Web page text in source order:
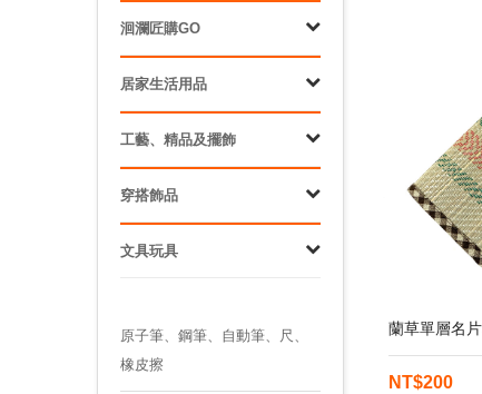
洄瀾匠購GO
居家生活用品
工藝、精品及擺飾
穿搭飾品
文具玩具
原子筆、鋼筆、自動筆、尺、
橡皮擦
蘭草單層名
NT$200